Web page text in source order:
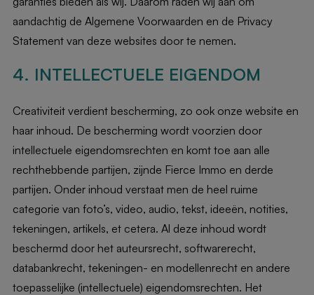
aandachtig de Algemene Voorwaarden en de Privacy
Statement van deze websites door te nemen.
4. INTELLECTUELE EIGENDOM
Creativiteit verdient bescherming, zo ook onze website en
haar inhoud. De bescherming wordt voorzien door
intellectuele eigendomsrechten en komt toe aan alle
rechthebbende partijen, zijnde Fierce Immo en derde
partijen. Onder inhoud verstaat men de heel ruime
categorie van foto’s, video, audio, tekst, ideeën, notities,
tekeningen, artikels, et cetera. Al deze inhoud wordt
beschermd door het auteursrecht, softwarerecht,
databankrecht, tekeningen- en modellenrecht en andere
toepasselijke (intellectuele) eigendomsrechten. Het